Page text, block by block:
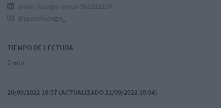
javier-luengo-moya-9a1818154
@javierluengo_
TIEMPO DE LECTURA
2 min
20/09/2022 18:57 (ACTUALIZADO 21/09/2022 10:04)